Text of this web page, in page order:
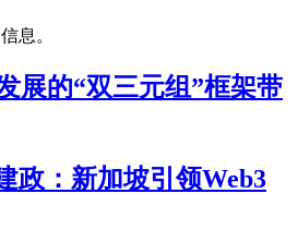
息。
展的“双三元组”框架带
政：新加坡引领Web3